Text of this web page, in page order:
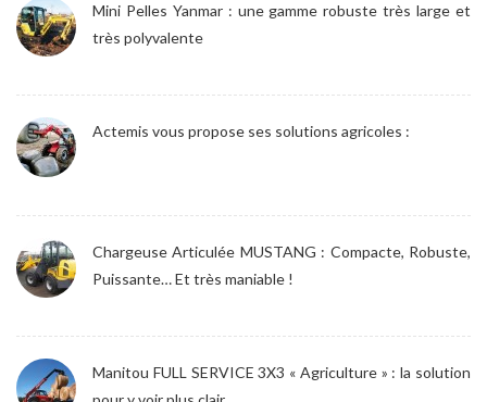
Mini Pelles Yanmar : une gamme robuste très large et
très polyvalente
Actemis vous propose ses solutions agricoles :
Chargeuse Articulée MUSTANG : Compacte, Robuste,
Puissante… Et très maniable !
Manitou FULL SERVICE 3X3 « Agriculture » : la solution